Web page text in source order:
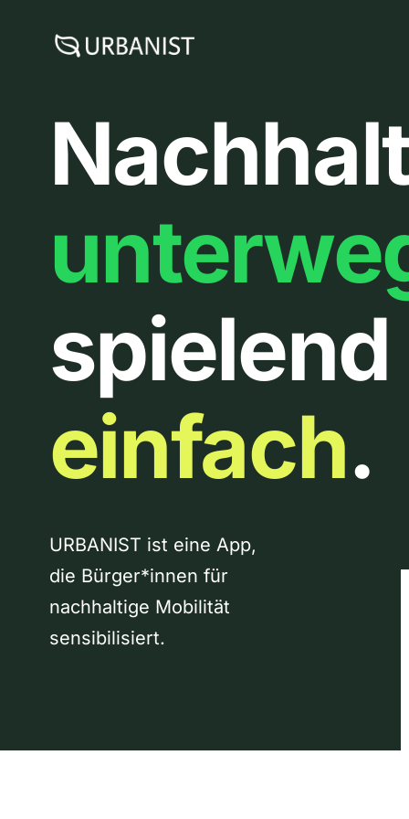
spielend
einfach.
URBANIST ist eine App,
die Bürger*innen für
nachhaltige Mobilität
sensibilisiert.